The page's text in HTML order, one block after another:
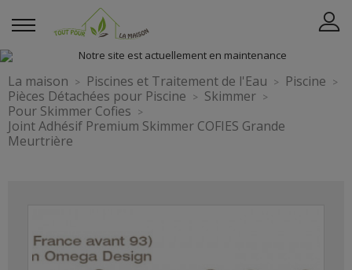
La maison Piscines et Traitement de l'Eau
Piscine
Pièces Détachées pour Piscine
Skimmer
Pour Skimmer Cofies
Joint Adhésif Premium Skimmer COFIES Grande
Meurtrière